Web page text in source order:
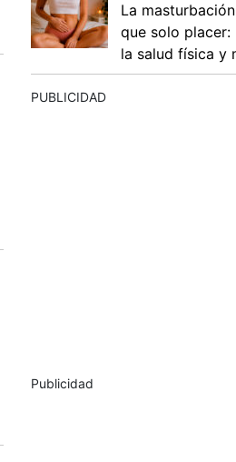
La
que solo
la salud física y
PUBLICIDAD
Publicidad